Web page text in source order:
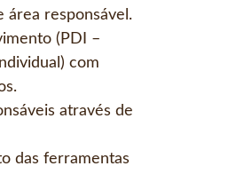
área responsável.
(PDI –
com
através de
das ferramentas